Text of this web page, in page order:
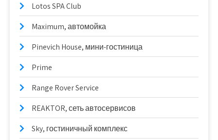
Lotos SPA Club
Maximum, автомойка
Pinevich House, мини-гостиница
Prime
Range Rover Service
REAKTOR, сеть автосервисов
Sky, гостиничный комплекс